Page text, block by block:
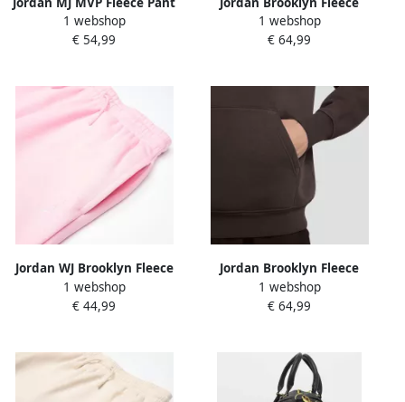
Unisex Trainingsbroeken
groen Maat 163-175 Kleding
1 webshop
€ 54,99
Hoodie Wo Hoodies &
Sweaters beige Maat XS
1 webshop
€ 64,99
Jordan WJ Brooklyn Fleece
Pants Unisex
Trainingsbroeken lichtroze
1 webshop
€ 44,99
Jordan Brooklyn Fleece
Hoodie Men Hoodies &
Sweaters bruin Maat XL
1 webshop
€ 64,99